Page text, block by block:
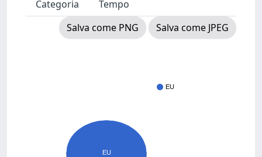
Categoria
Tempo
Salva come PNG
Salva come JPEG
EU
EU